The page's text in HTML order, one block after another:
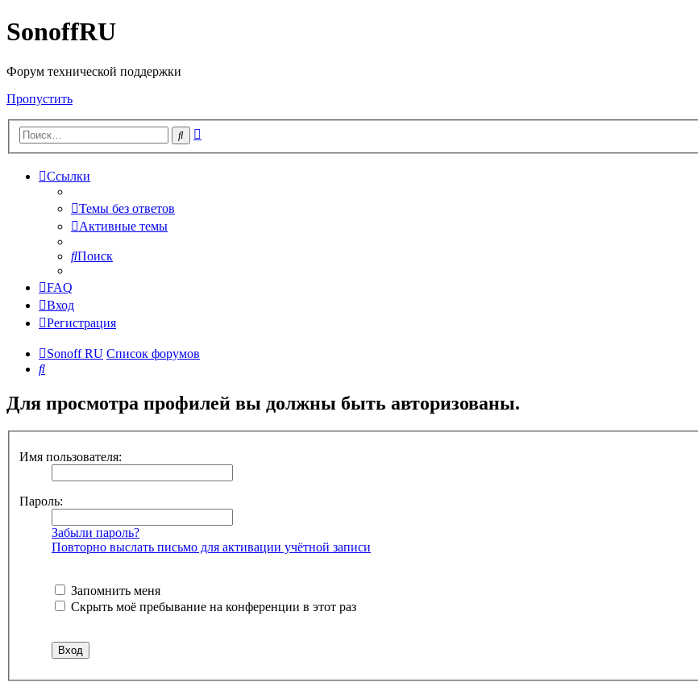
SonoffRU
Форум технической поддержки
Пропустить
Поиск
Ссылки
Темы без ответов
Активные темы
Поиск
FAQ
Вход
Регистрация
Sonoff RU Список форумов
Поиск
Для просмотра профилей вы должны быть авторизованы.
Имя пользователя:
Пароль:
Забыли пароль?
Повторно выслать письмо для активации учётной записи
Запомнить меня
Скрыть моё пребывание на конференции в этот раз